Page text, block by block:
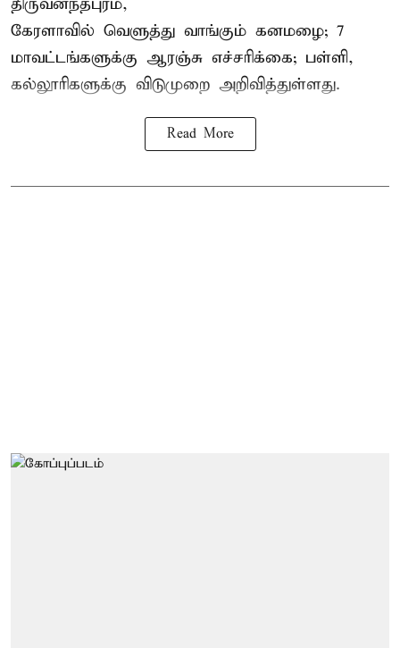
கேரளாவில் வெளுத்து வாங்கும் கனமழை; 7
மாவட்டங்களுக்கு ஆரஞ்சு எச்சரிக்கை; பள்ளி,
கல்லூரிகளுக்கு விடுமுறை அறிவித்துள்ளது.
Read More